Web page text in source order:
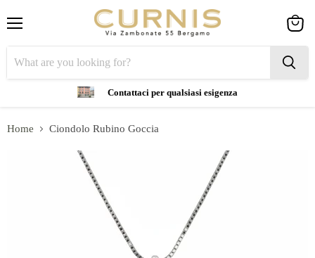
Contattaci per qualsiasi esigenza
cart
Home Ciondolo Rubino Goccia